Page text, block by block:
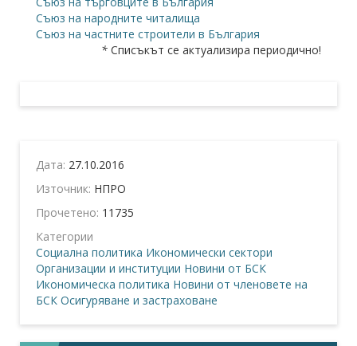
Съюз на народните читалища
Съюз на частните строители в България
* Списъкът се актуализира периодично!
Дата: 27.10.2016
Източник: НПРО
Прочетено: 11735
Категории
Социална политика Икономически сектори
Организации и институции Новини от БСК
Икономическа политика Новини от членовете на
БСК Осигуряване и застраховане